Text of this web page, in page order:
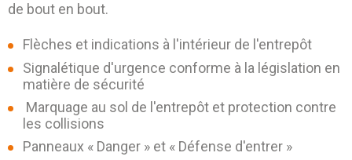
de bout en bout.
Flèches et indications à l'intérieur de l'entrepôt
Signalétique d'urgence conforme à la législation en
matière de sécurité
Marquage au sol de l'entrepôt et protection contre
les collisions
Panneaux « Danger » et « Défense d'entrer »